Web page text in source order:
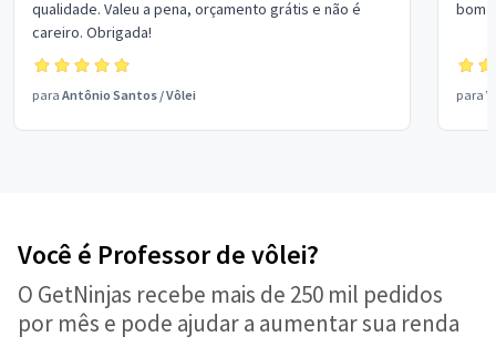
qualidade. Valeu a pena, orçamento grátis e não é
careiro. Obrigada!
para Antônio Santos /Vôlei
bom
para
Você é Professor de vôlei?
O GetNinjas recebe mais de 250 mil pedidos
por mês e pode ajudar a aumentar sua renda